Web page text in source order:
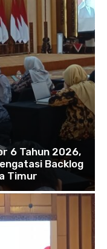
6 Tahun 2026,
Backlog
Timur